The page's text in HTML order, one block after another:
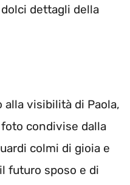
dettagli della
alla visibilità di Paola,
condivise dalla
colmi di gioia e
futuro sposo e di